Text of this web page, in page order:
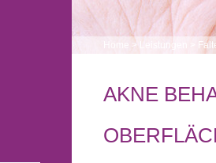
> Leistungen
AKNE